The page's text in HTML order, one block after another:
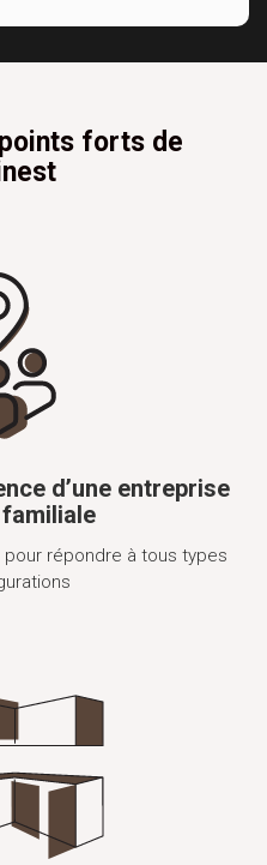
forts de
d’une entreprise
répondre à tous types